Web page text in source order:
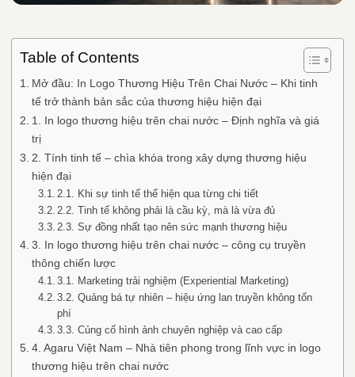
Table of Contents
Mở đầu: In Logo Thương Hiệu Trên Chai Nước – Khi tinh
tế trở thành bản sắc của thương hiệu hiện đại
1. In logo thương hiệu trên chai nước – Định nghĩa và giá
trị
2. Tính tinh tế – chìa khóa trong xây dựng thương hiệu
hiện đại
2.1. Khi sự tinh tế thể hiện qua từng chi tiết
2.2. Tinh tế không phải là cầu kỳ, mà là vừa đủ
2.3. Sự đồng nhất tạo nên sức mạnh thương hiệu
3. In logo thương hiệu trên chai nước – công cụ truyền
thông chiến lược
3.1. Marketing trải nghiệm (Experiential Marketing)
3.2. Quảng bá tự nhiên – hiệu ứng lan truyền không tốn
phí
3.3. Củng cố hình ảnh chuyên nghiệp và cao cấp
4. Agaru Việt Nam – Nhà tiên phong trong lĩnh vực in logo
thương hiệu trên chai nước